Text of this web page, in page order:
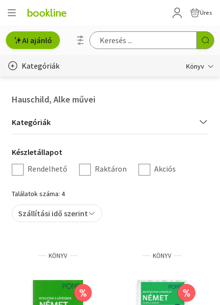
Üres
AI ajánló
Kategóriák Könyv
Hobbi, szabadidő
Irodalom
Művészet
Szakkönyv
Tankönyv, segédkönyv
Társadalomtudomány
Természettudomány
Hauschild, Alke művei
Kategória
szűrés
Kategóriák
Készletállapot
szűrés
Készletállapot
Rendelhető
Raktáron Akciós
Találatok száma: 4
Szállítási idő szerint
KÖNYV
%
KÖNYV
%